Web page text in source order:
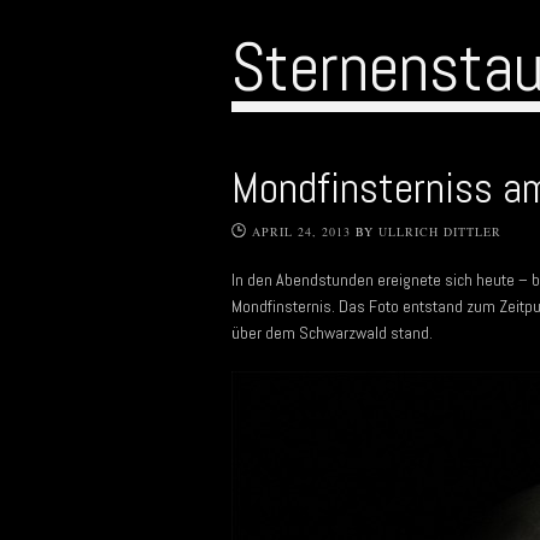
Mondfinsterniss
APRIL 24, 2013 BY ULLRICH DITTLER
In den Abendstunden ereignete sich heute –
Mondfinsternis. Das Foto entstand zum
über dem Schwarzwald stand.